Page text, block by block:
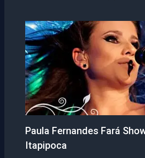
Paula Fernandes Fará
Itapipoca